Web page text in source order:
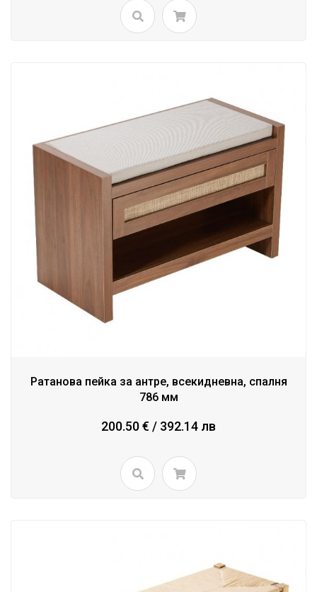
Ратанова пейка за антре, всекидневна, спалня
786 мм
200.50 € / 392.14 лв